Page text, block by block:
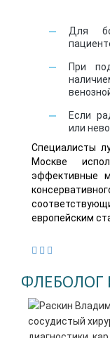
Для
При
Если
или
Специалисты
Москве
эффективные
европейским
ФЛЕБОЛОГ